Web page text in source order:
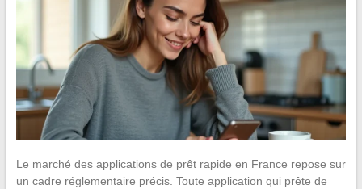
Le marché des applications de prêt rapide en France repose sur
un cadre réglementaire précis. Toute application qui prête de